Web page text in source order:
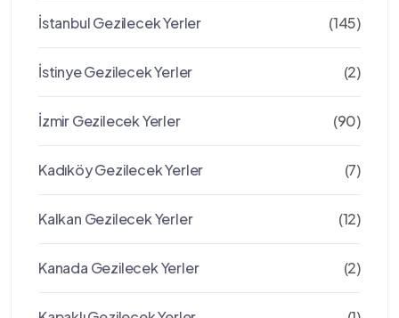
İstanbul Gezilecek Yerler (145)
İstinye Gezilecek Yerler (2)
İzmir Gezilecek Yerler (90)
Kadıköy Gezilecek Yerler (7)
Kalkan Gezilecek Yerler (12)
Kanada Gezilecek Yerler (2)